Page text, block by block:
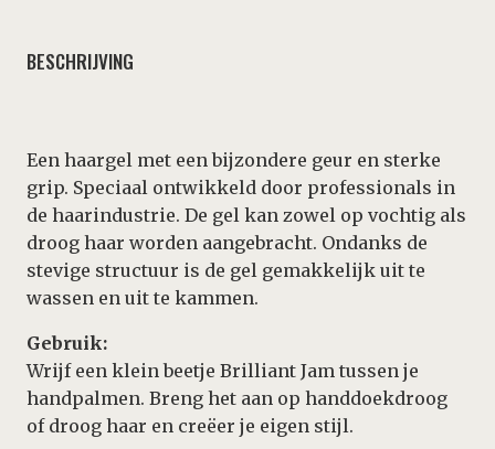
Brilliant
aantal
BESCHRIJVING
Een haargel met een bijzondere geur en sterke
grip. Speciaal ontwikkeld door professionals in
de haarindustrie. De gel kan zowel op vochtig als
droog haar worden aangebracht. Ondanks de
stevige structuur is de gel gemakkelijk uit te
wassen en uit te kammen.
Gebruik:
Wrijf een klein beetje Brilliant Jam tussen je
handpalmen. Breng het aan op handdoekdroog
of droog haar en creëer je eigen stijl.